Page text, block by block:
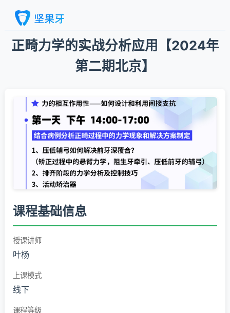
正畸力学的实战分析应用【2024年
第二期北京】
课程基础信息
授课讲师
叶杨
上课模式
线下
课程等级